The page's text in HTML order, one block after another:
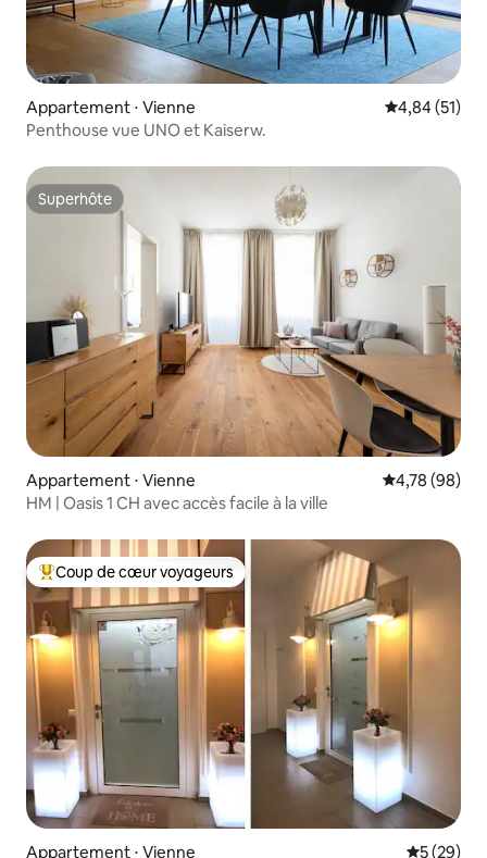
Appartement ⋅ Vienne Évaluation
4,84 (51)
Penthouse vue UNO et Kaiserw.
Superhôte
Superhôte
Appartement ⋅ Vienne Évaluation
4,78 (98)
HM | Oasis 1 CH avec accès facile à la ville
Coups de cœur voyageurs les plus appréciés
Coup de cœur voyageurs
Appartement ⋅ Vienne
5 (29)